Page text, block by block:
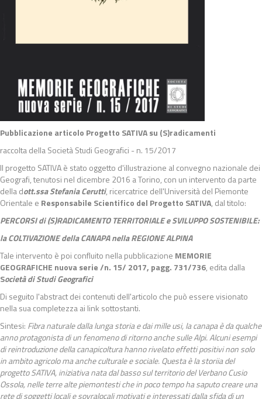
Pubblicazione articolo Progetto SATIVA su (S)radicamenti
raccolta della Società Studi Geografici - n. 15/2017
Il progetto SATIVA è stato oggetto d'illustrazione al convegno nazionale dei
Geografi, tenutosi nel dicembre 2016 a Torino, con un intervento da parte
della dott.ssa Stefania Cerutti, ricercatrice dell'Università del Piemonte
Orientale e Responsabile Scientifico del Progetto SATIVA, dal titolo:
PERCORSI di (S)RADICAMENTO TERRITORIALE e SVILUPPO SOSTENIBILE:
la COLTIVAZIONE della CANAPA nella REGIONE ALPINA
Tale intervento è poi confluito nella pubblicazione MEMORIE
GEOGRAFICHE nuova serie /n. 15/ 2017, pagg. 731/736, edita dalla
Società di Studi Geografici
Di seguito l'abstract dei contenuti dell'articolo che può essere visionato
nella sua completezza ai link sottostanti.
Sintesi: Fibra naturale dalla lunga storia e dai mille usi, la canapa è da qualche
anno protagonista di un fenomeno di ritorno anche sulle Alpi. Alcuni esempi
di reintroduzione della canapicoltura hanno rivelato effetti positivi non solo
in ambito agricolo ma anche culturale e sociale. Questa è la storiia del
progetto SATIVA, iniziativa nata dal basso sul territorio del Verbano Cusio
Ossola, nelle terre alte piemontesti che in poco tempo ha saputo creare una
rete di soggetti locali e sovralocali motivati e interessati dalla sfida di un